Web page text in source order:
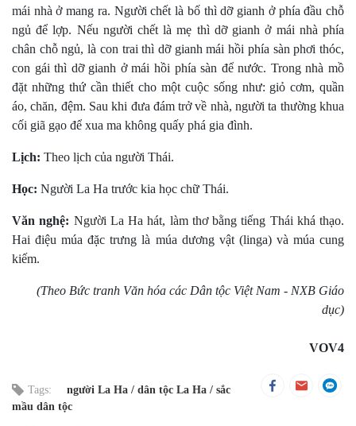
mái nhà ở mang ra. Người chết là bố thì dỡ gianh ở phía đầu chỗ
ngủ để lợp. Nếu người chết là mẹ thì dỡ gianh ở mái nhà phía
chân chỗ ngủ, là con trai thì dỡ gianh mái hồi phía sàn phơi thóc,
con gái thì dỡ gianh ở mái hồi phía sàn để nước. Trong nhà mồ
đặt những thứ cần thiết cho một cuộc sống như: giỏ cơm, quần
áo, chăn, đệm. Sau khi đưa đám trở về nhà, người ta thường khua
cối giã gạo để xua ma không quấy phá gia đình.
Lịch: Theo lịch của người Thái.
Học: Người La Ha trước kia học chữ Thái.
Văn nghệ: Người La Ha hát, làm thơ bằng tiếng Thái khá thạo.
Hai điệu múa đặc trưng là múa dương vật (linga) và múa cung
kiếm.
(Theo Bức tranh Văn hóa các Dân tộc Việt Nam - NXB Giáo
dục)
VOV4
Tags: người La Ha dân tộc La Ha
sắc
mầu dân tộc